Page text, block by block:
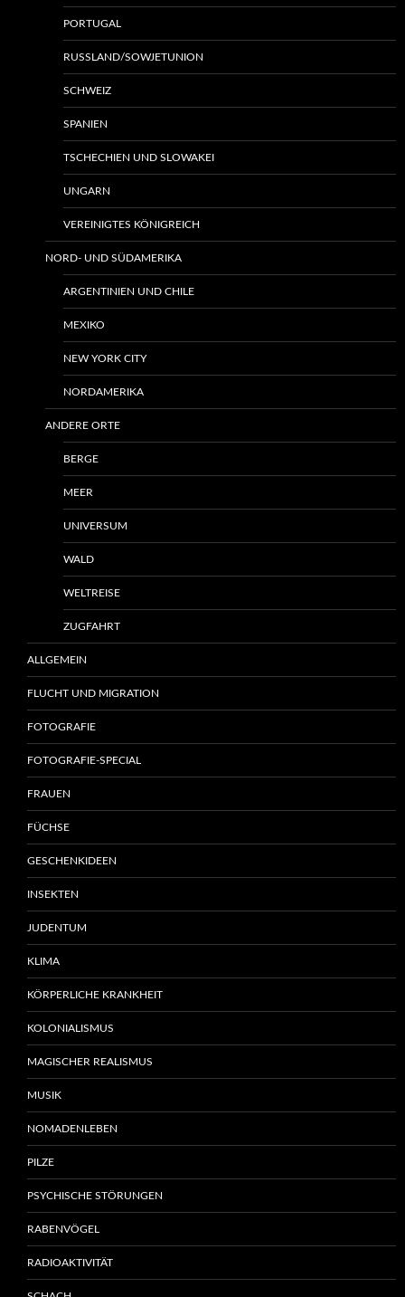
PORTUGAL
RUSSLAND/SOWJETUNION
SCHWEIZ
SPANIEN
TSCHECHIEN UND SLOWAKEI
UNGARN
VEREINIGTES KÖNIGREICH
NORD- UND SÜDAMERIKA
ARGENTINIEN UND CHILE
MEXIKO
NEW YORK CITY
NORDAMERIKA
ANDERE ORTE
BERGE
MEER
UNIVERSUM
WALD
WELTREISE
ZUGFAHRT
ALLGEMEIN
FLUCHT UND MIGRATION
FOTOGRAFIE
FOTOGRAFIE-SPECIAL
FRAUEN
FÜCHSE
GESCHENKIDEEN
INSEKTEN
JUDENTUM
KLIMA
KÖRPERLICHE KRANKHEIT
KOLONIALISMUS
MAGISCHER REALISMUS
MUSIK
NOMADENLEBEN
PILZE
PSYCHISCHE STÖRUNGEN
RABENVÖGEL
RADIOAKTIVITÄT